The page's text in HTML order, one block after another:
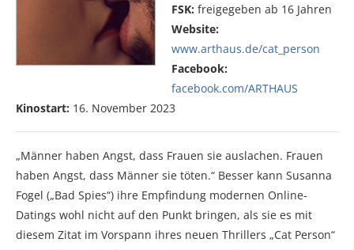
FSK: freigegeben ab 16 Jahren
Website:
www.arthaus.de/cat_person
Facebook:
facebook.com/ARTHAUS
Kinostart: 16. November 2023
„Männer haben Angst, dass Frauen sie auslachen. Frauen
haben Angst, dass Männer sie töten.“ Besser kann Susanna
Fogel („Bad Spies“) ihre Empfindung modernen Online-
Datings wohl nicht auf den Punkt bringen, als sie es mit
diesem Zitat im Vorspann ihres neuen Thrillers „Cat Person“